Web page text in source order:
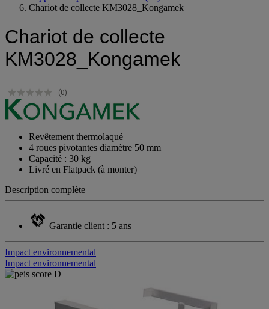
Chariot de collecte KM3028_Kongamek
Chariot de collecte
KM3028_Kongamek
(0)
Revêtement thermolaqué
4 roues pivotantes diamètre 50 mm
Capacité : 30 kg
Livré en Flatpack (à monter)
Description complète
Garantie client : 5 ans
Impact environnemental
Impact environnemental